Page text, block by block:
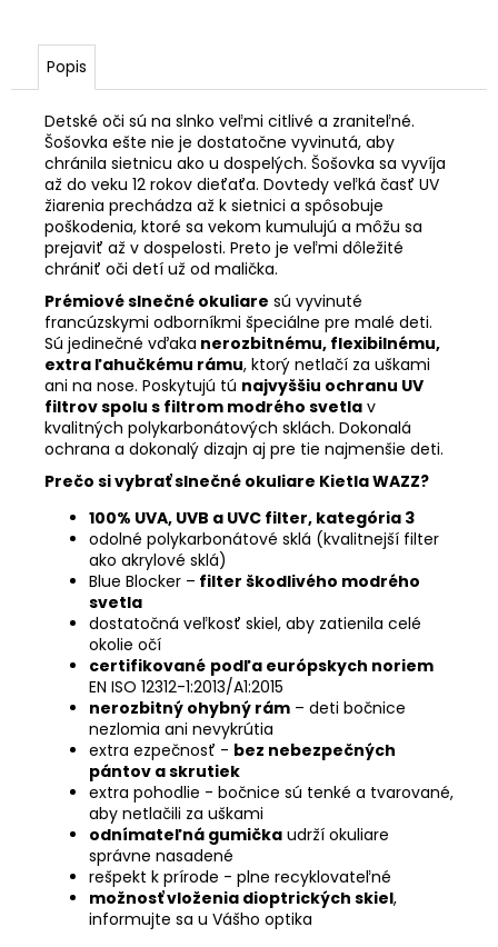
Popis
Detské oči sú na slnko veľmi citlivé a zraniteľné.
Šošovka ešte nie je dostatočne vyvinutá, aby
chránila sietnicu ako u dospelých. Šošovka sa vyvíja
až do veku 12 rokov dieťaťa. Dovtedy veľká časť UV
žiarenia prechádza až k sietnici a spôsobuje
poškodenia, ktoré sa vekom kumulujú a môžu sa
prejaviť až v dospelosti. Preto je veľmi dôležité
chrániť oči detí už od malička.
Prémiové slnečné okuliare sú vyvinuté
francúzskymi odborníkmi špeciálne pre malé deti.
Sú jedinečné vďaka nerozbitnému, flexibilnému,
extra ľahučkému rámu, ktorý netlačí za uškami
ani na nose. Poskytujú tú najvyššiu ochranu UV
filtrov spolu s filtrom modrého svetla v
kvalitných polykarbonátových sklách. Dokonalá
ochrana a dokonalý dizajn aj pre tie najmenšie deti.
Prečo si vybrať slnečné okuliare Kietla WAZZ?
100% UVA, UVB a UVC filter, kategória 3
odolné polykarbonátové sklá (kvalitnejší filter
ako akrylové sklá)
Blue Blocker – filter škodlivého modrého
svetla
dostatočná veľkosť skiel, aby zatienila celé
okolie očí
certifikované podľa európskych noriem
EN ISO 12312-1:2013/A1:2015
nerozbitný ohybný rám – deti bočnice
nezlomia ani nevykrútia
extra ezpečnosť - bez nebezpečných
pántov a skrutiek
extra pohodlie - bočnice sú tenké a tvarované,
aby netlačili za uškami
odnímateľná gumička udrží okuliare
správne nasadené
rešpekt k prírode - plne recyklovateľné
možnosť vloženia dioptrických skiel,
informujte sa u Vášho optika